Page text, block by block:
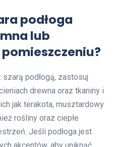
podłoga
lub
podłogą, zastosuj
drewna oraz tkaniny i
jak terakota, musztardowy
rośliny oraz ciepłe
Jeśli podłoga jest